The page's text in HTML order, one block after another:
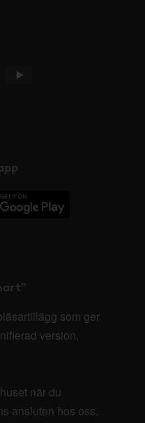
som ger
version,
när du
ansluten hos oss.